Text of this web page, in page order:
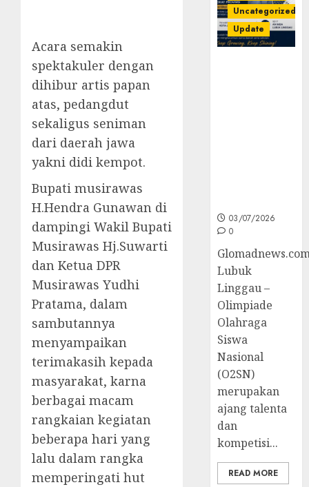
Acara semakin
spektakuler dengan
dihibur artis papan
atas, pedangdut
sekaligus seniman
dari daerah jawa
yakni didi kempot.
Bupati musirawas
H.Hendra Gunawan di
dampingi Wakil Bupati
Musirawas Hj.Suwarti
dan Ketua DPR
Musirawas Yudhi
Pratama, dalam
sambutannya
menyampaikan
terimakasih kepada
masyarakat, karna
berbagai macam
rangkaian kegiatan
beberapa hari yang
lalu dalam rangka
memperingati hut
Uncategorized
Update
03/07/2026
0
Lubuk
Linggau –
Olimpiade
Olahraga
Siswa
Nasional
(O2SN)
merupakan
ajang talenta
dan
kompetisi...
READ MORE